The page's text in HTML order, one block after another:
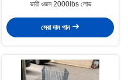
ভারী ওজন 2000lbs লোড
সেরা দাম পান